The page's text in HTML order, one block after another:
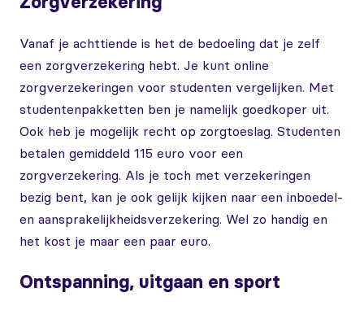
Vanaf je achttiende is het de bedoeling dat je zelf
een zorgverzekering hebt. Je kunt online
zorgverzekeringen voor studenten vergelijken. Met
studentenpakketten ben je namelijk goedkoper uit.
Ook heb je mogelijk recht op zorgtoeslag. Studenten
betalen gemiddeld 115 euro voor een
zorgverzekering. Als je toch met verzekeringen
bezig bent, kan je ook gelijk kijken naar een inboedel-
en aansprakelijkheidsverzekering. Wel zo handig en
het kost je maar een paar euro.
Ontspanning, uitgaan en sport